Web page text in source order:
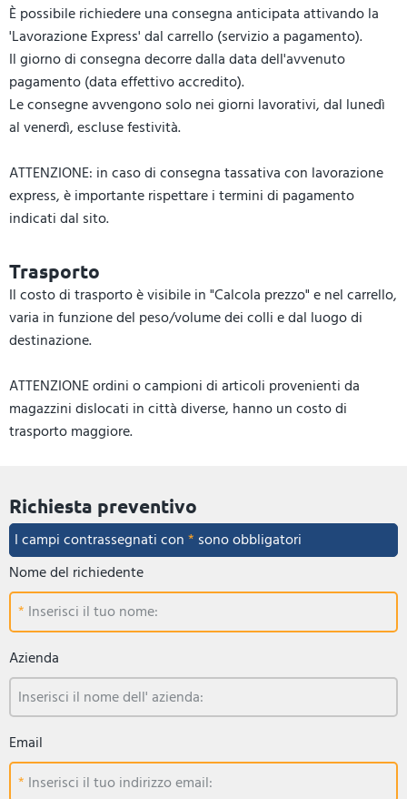
È possibile richiedere una consegna anticipata attivando la
'Lavorazione Express' dal carrello (servizio a pagamento).
Il giorno di consegna decorre dalla data dell'avvenuto
pagamento (data effettivo accredito).
Le consegne avvengono solo nei giorni lavorativi, dal lunedì
al venerdì, escluse festività.
ATTENZIONE: in caso di consegna tassativa con lavorazione
express, è importante rispettare i termini di pagamento
indicati dal sito.
Trasporto
Il costo di trasporto è visibile in "Calcola prezzo" e nel carrello,
varia in funzione del peso/volume dei colli e dal luogo di
destinazione.
ATTENZIONE ordini o campioni di articoli provenienti da
magazzini dislocati in città diverse, hanno un costo di
trasporto maggiore.
Richiesta preventivo
I campi contrassegnati con* sono obbligatori
Nome del richiedente
Inserisci il tuo nome:
Azienda
Inserisci il nome dell' azienda:
Email
Inserisci il tuo indirizzo email: